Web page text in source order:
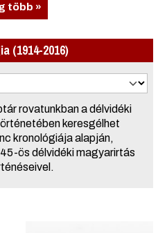
több »
(1914-2016)
rovatunkban a délvidéki
keresgélhet
kronológiája alapján,
ös délvidéki magyarirtás